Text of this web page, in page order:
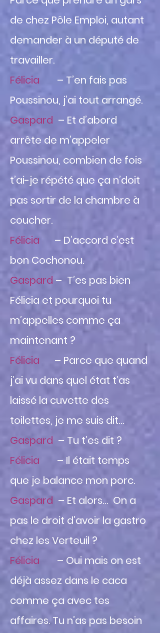
de chez Pôle Emploi, autant
demander à un député de
travailler.
Félicia – T’en fais pas
Poussinou, j’ai tout arrangé.
Gaspard – Et d’abord
arrête de m’appeler
Poussinou, combien de fois
t’ai-je répété que ça n’doit
pas sortir de la chambre à
coucher.
Félicia – D’accord c’est
bon Cochonou.
Gaspard – T’es pas bien
Félicia et pourquoi tu
m’appelles comme ça
maintenant ?
Félicia
– Parce que quand
j’ai vu dans quel état t’as
laissé la cuvette des
toilettes, je me suis dit…
Gaspard – Tu t’es dit ?
Félicia – Il était temps
que je balance mon porc.
Gaspard – Et alors… On a
pas le droit d’avoir la gastro
chez les Verteuil ?
Félicia – Oui mais on est
déjà assez dans le caca
comme ça avec tes
affaires. Tu n’as pas besoin